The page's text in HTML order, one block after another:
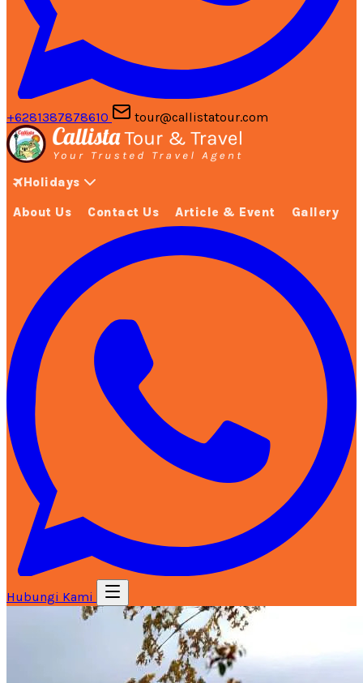
+6281387878610 tour@callistatour.com
Holidays
About Us Contact Us Article & Event Gallery
Hubungi Kami